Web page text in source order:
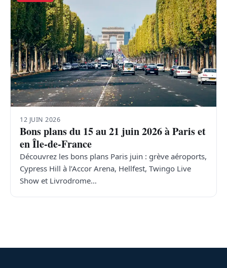
12 JUIN 2026
Bons plans du 15 au 21 juin 2026 à Paris et
en Île-de-France
Découvrez les bons plans Paris juin : grève aéroports,
Cypress Hill à l’Accor Arena, Hellfest, Twingo Live
Show et Livrodrome…